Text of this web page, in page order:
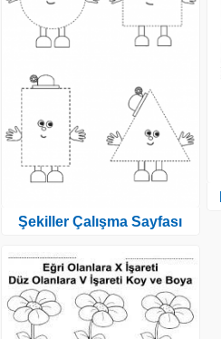
Şekiller Çalışma Sayfası